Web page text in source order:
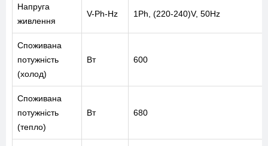
Напруга
живлення
V-Ph-Hz 1Ph, (220-240)V, 50Hz
Споживана
потужність
(холод)
Вт 600
Споживана
потужність
(тепло)
Вт 680